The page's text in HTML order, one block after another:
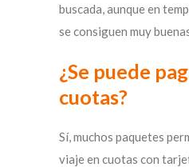
buscada, aunque en
se consiguen muy
¿Se puede
cuotas?
Sí, muchos paquetes
viaje en cuotas con